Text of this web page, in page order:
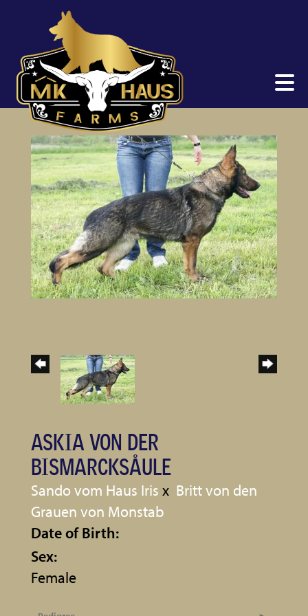
ASKIA VON DER
BISMARCKSÅULE
Sando vom Haus Iris x Britt von den
Grauen von Monstab
Date of Birth:
Sex:
Female